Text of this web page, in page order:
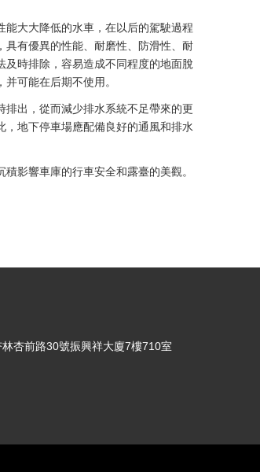
大大降低的水車，在以后的駕駛過程
有優異的性能、耐磨性、防滑性、耐
時排除，容易造成不同程度的地面脫
可能在后期不使用。
出，從而減少排水系統不足帶來的更
地下停車場應配備良好的通風和排水
影響車庫的行車安全和露臺的美觀。
杏前路30號振興祥大廈7樓710室